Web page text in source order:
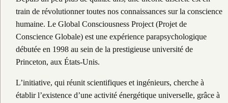
train de révolutionner toutes nos connaissances sur la conscience
humaine. Le Global Consciousness Project (Projet de
Conscience Globale) est une expérience parapsychologique
débutée en 1998 au sein de la prestigieuse université de
Princeton, aux États-Unis.
L’initiative, qui réunit scientifiques et ingénieurs, cherche à
établir l’existence d’une activité énergétique universelle, grâce à